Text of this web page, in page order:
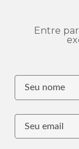
Entre